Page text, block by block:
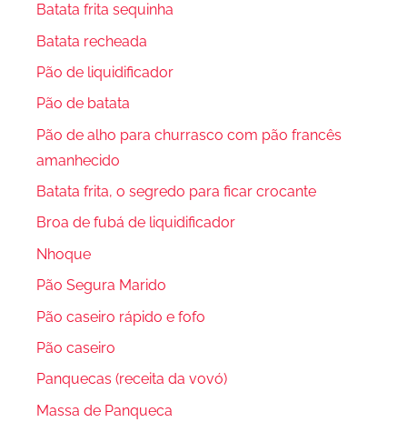
Batata frita sequinha
Batata recheada
Pão de liquidificador
Pão de batata
Pão de alho para churrasco com pão francês
amanhecido
Batata frita, o segredo para ficar crocante
Broa de fubá de liquidificador
Nhoque
Pão Segura Marido
Pão caseiro rápido e fofo
Pão caseiro
Panquecas (receita da vovó)
Massa de Panqueca